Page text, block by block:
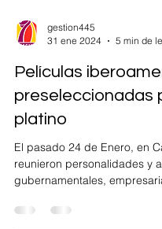
31 ene 2024
5 min de
Películas
preseleccionadas
platino
El pasado 24 de Enero, en